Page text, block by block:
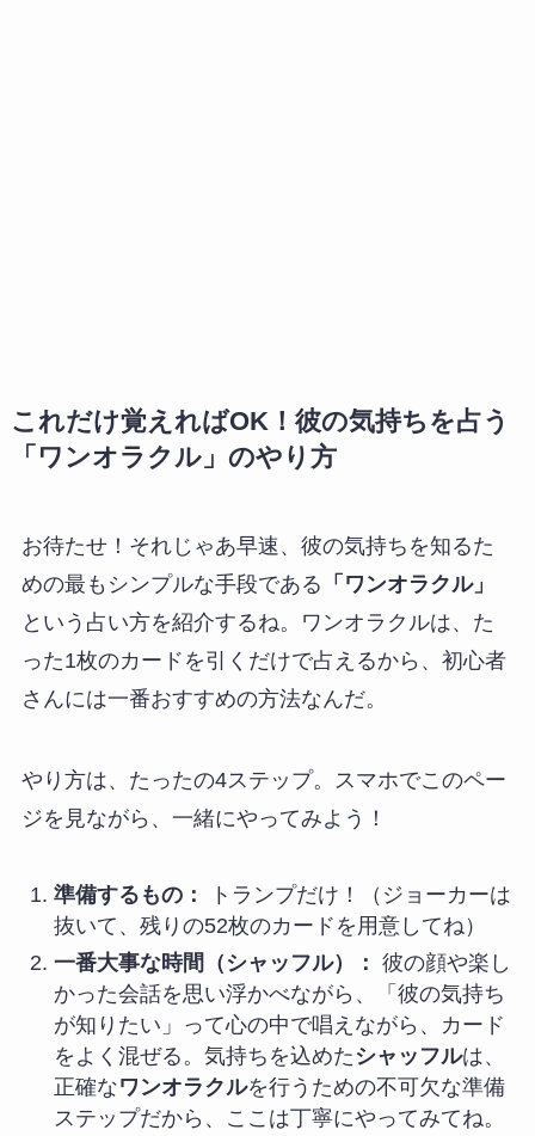
これだけ覚えればOK！彼の気持ちを占う
「ワンオラクル」のやり方
お待たせ！それじゃあ早速、彼の気持ちを知るた
めの最もシンプルな手段である 「ワンオラクル」
という占い方を紹介するね。ワンオラクルは、た
った1枚のカードを引くだけで占えるから、初心者
さんには一番おすすめの方法なんだ。
やり方は、たったの4ステップ。スマホでこのペー
ジを見ながら、一緒にやってみよう！
準備するもの：
トランプだけ！（ジョーカーは
抜いて、残りの52枚のカードを用意してね）
一番大事な時間（シャッフル）： 彼の顔や楽し
かった会話を思い浮かべながら、「彼の気持ち
が知りたい」って心の中で唱えながら、カード
をよく混ぜる。気持ちを込めた シャッフルは、
正確なワンオラクルを行うための不可欠な準備
ステップだから、ここは丁寧にやってみてね。